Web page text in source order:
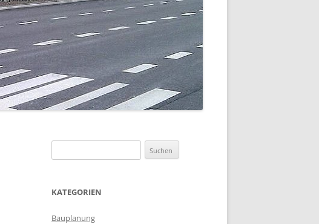
nach:
KATEGORIEN
Bauplanung